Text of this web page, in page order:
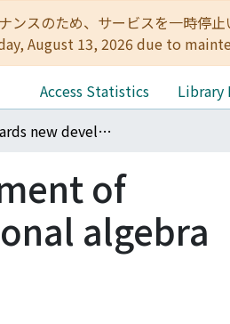
ンスのため、サービスを一時
August 13, 2026 due to
Access Statistics
Library
2012 Towards new development of mathematics via computational algebra system
of
algebra